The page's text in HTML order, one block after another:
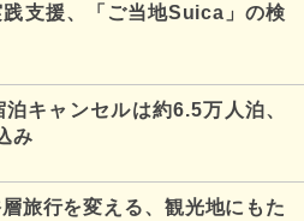
支援、「ご当地Suica」の検
キャンセルは約6.5万人泊、
み
旅行を変える、観光地にもた